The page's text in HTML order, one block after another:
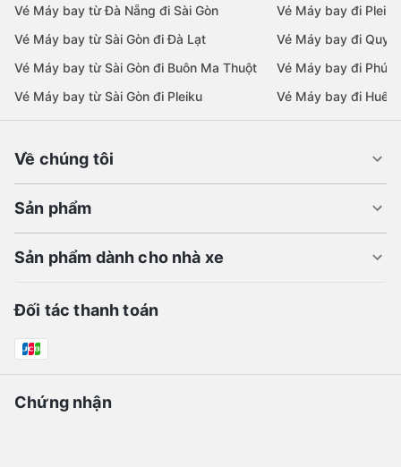
Vé Máy bay từ Đà Nẵng đi Sài Gòn
Vé Máy bay từ Sài Gòn đi Đà Lạt
Vé Máy bay từ Sài Gòn đi Buôn Ma Thuột
Vé Máy bay từ Sài Gòn đi Pleiku
Vé Máy bay đi Pleiku
Vé Máy bay đi Quy
Vé Máy bay đi Phú
Vé Máy bay đi Huế
Về chúng tôi
Sản phẩm
Sản phẩm dành cho nhà xe
Đối tác thanh toán
Chứng nhận